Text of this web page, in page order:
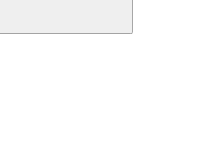
Buscar